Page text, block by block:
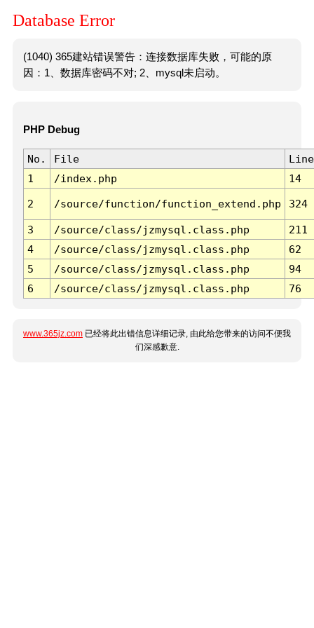
Database Error
(1040) 365建站错误警告：连接数据库失败，可能的原
因：1、数据库密码不对; 2、mysql未启动。
PHP Debug
No. File
Line
1
/index.php 14
2 /source/function/function_extend.php 324
3 /source/class/jzmysql.class.php
211
4
/source/class/jzmysql.class.php
62
5
/source/class/jzmysql.class.php
94
6
/source/class/jzmysql.class.php 76
www.365jz.com 已经将此出错信息详细记录, 由此给您带来的访问不便我
们深感歉意.